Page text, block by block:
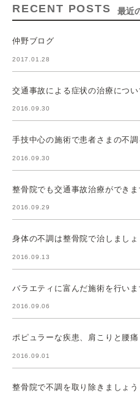
RECENT POSTS 最近
仲野ブログ
2017.01.28
交通事故による症状の治療につい
2016.09.30
手技中心の施術で患者さまの不
2016.09.30
整骨院でも交通事故治療ができま
2016.09.29
身体の不調は整骨院で治しましょ
2016.09.13
バラエティに富んだ施術を行いま
2016.09.06
ポピュラーな疾患、肩こりと腰痛
2016.09.01
整骨院で不調を取り除きましょう